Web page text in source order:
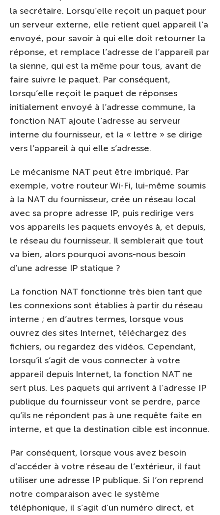
la secrétaire. Lorsqu’elle reçoit un paquet pour
un serveur externe, elle retient quel appareil l’a
envoyé, pour savoir à qui elle doit retourner la
réponse, et remplace l’adresse de l’appareil par
la sienne, qui est la même pour tous, avant de
faire suivre le paquet. Par conséquent,
lorsqu’elle reçoit le paquet de réponses
initialement envoyé à l’adresse commune, la
fonction NAT ajoute l’adresse au serveur
interne du fournisseur, et la « lettre » se dirige
vers l’appareil à qui elle s’adresse.
Le mécanisme NAT peut être imbriqué. Par
exemple, votre routeur Wi-Fi, lui-même soumis
à la NAT du fournisseur, crée un réseau local
avec sa propre adresse IP, puis redirige vers
vos appareils les paquets envoyés à, et depuis,
le réseau du fournisseur. Il semblerait que tout
va bien, alors pourquoi avons-nous besoin
d’une adresse IP statique ?
La fonction NAT fonctionne très bien tant que
les connexions sont établies à partir du réseau
interne ; en d’autres termes, lorsque vous
ouvrez des sites Internet, téléchargez des
fichiers, ou regardez des vidéos. Cependant,
lorsqu’il s’agit de vous connecter à votre
appareil depuis Internet, la fonction NAT ne
sert plus. Les paquets qui arrivent à l’adresse IP
publique du fournisseur vont se perdre, parce
qu’ils ne répondent pas à une requête faite en
interne, et que la destination cible est inconnue.
Par conséquent, lorsque vous avez besoin
d’accéder à votre réseau de l’extérieur, il faut
utiliser une adresse IP publique. Si l’on reprend
notre comparaison avec le système
téléphonique, il s’agit d’un numéro direct, et